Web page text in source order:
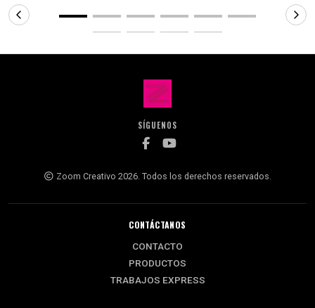
SÍGUENOS
Zoom Creativo 2026. Todos los derechos reservados.
CONTÁCTANOS
CONTACTO
PRODUCTOS
TRABAJOS EXPRESS